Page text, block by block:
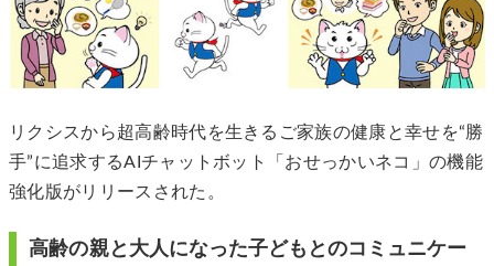
リクシスから超高齢時代を生きるご家族の健康と幸せを“勝
手”に追求するAIチャットボット「おせっかいネコ」の機能
強化版がリリースされた。
高齢の親と大人になった子どもとのコミュニケー